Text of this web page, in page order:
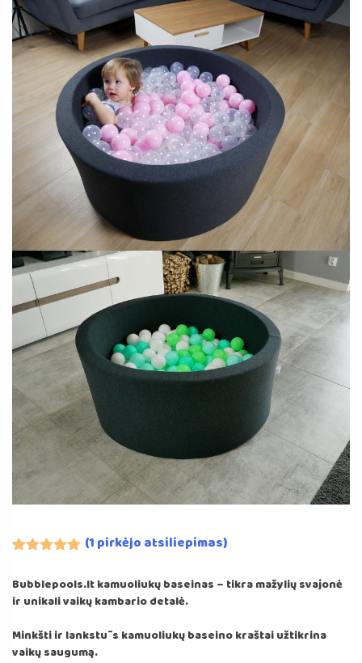
(viso
įvertinimų:)
(1 pirkėjo atsiliepimas)
Bubblepools.lt kamuoliukų baseinas – tikra mažylių svajonė
ir unikali vaikų kambario detalė.
Minkšti ir lankstūs kamuoliukų baseino kraštai užtikrina
vaikų saugumą.